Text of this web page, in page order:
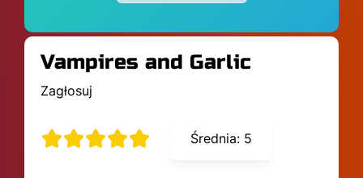
Vampires and Garlic
Zagłosuj
Średnia: 5